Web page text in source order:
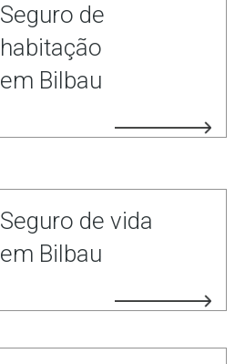
Seguro de
habitação
em Bilbau
Seguro de vida
em Bilbau